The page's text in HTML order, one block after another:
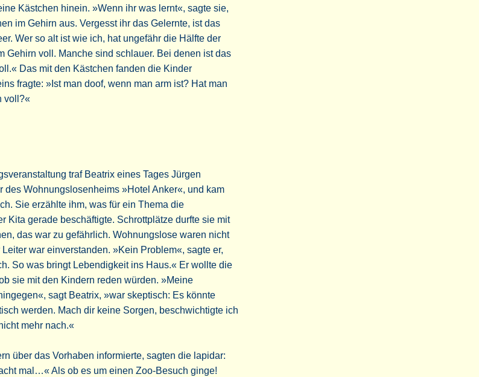
Kästchen hinein. »Wenn ihr was lernt«, sagte sie,
im Gehirn aus. Vergesst ihr das Gelernte, ist das
Wer so alt ist wie ich, hat ungefähr die Hälfte der
Gehirn voll. Manche sind schlauer. Bei denen ist das
Das mit den Kästchen fanden die Kinder
fragte: »Ist man doof, wenn man arm ist? Hat man
voll?«
traf Beatrix eines Tages Jürgen
des Wohnungslosenheims »Hotel Anker«, und kam
Sie erzählte ihm, was für ein Thema die
Kita gerade beschäftigte. Schrottplätze durfte sie mit
das war zu gefährlich. Wohnungslose waren nicht
war einverstanden. »Kein Problem«, sagte er,
So was bringt Lebendigkeit ins Haus.« Er wollte die
sie mit den Kindern reden würden. »Meine
sagt Beatrix, »war skeptisch: Es könnte
werden. Mach dir keine Sorgen, beschwichtigte ich
mehr nach.«
über das Vorhaben informierte, sagten die lapidar:
mal…« Als ob es um einen Zoo-Besuch ginge!